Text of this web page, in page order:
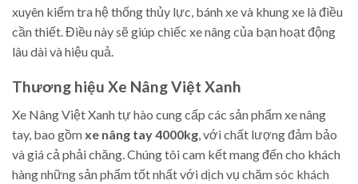
xuyên kiểm tra hệ thống thủy lực, bánh xe và khung xe là điều
cần thiết. Điều này sẽ giúp chiếc xe nâng của bạn hoạt động
lâu dài và hiệu quả.
Thương hiệu Xe Nâng Việt Xanh
Xe Nâng Việt Xanh tự hào cung cấp các sản phẩm xe nâng
tay, bao gồmxe nâng tay 4000kg, với chất lượng đảm bảo
và giá cả phải chăng. Chúng tôi cam kết mang đến cho khách
hàng những sản phẩm tốt nhất với dịch vụ chăm sóc khách